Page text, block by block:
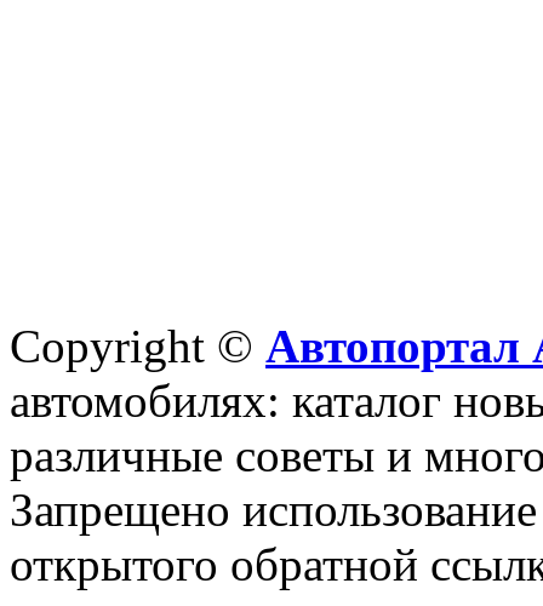
Copyright © Автопортал
автомобилях: каталог
различные советы и
Запрещено
открытого обратной